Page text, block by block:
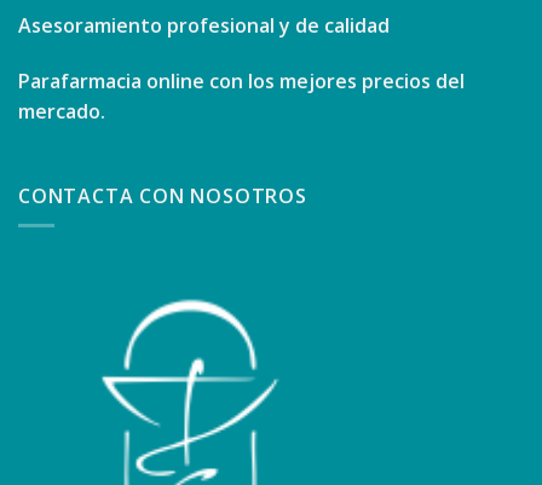
Asesoramiento profesional y de calidad
Parafarmacia online con los mejores precios del
mercado.
CONTACTA CON NOSOTROS